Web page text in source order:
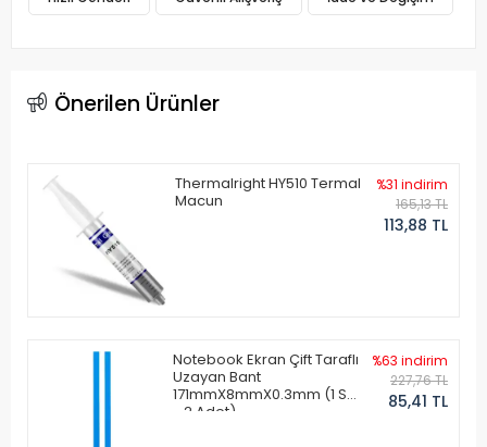
Önerilen Ürünler
Thermalright HY510 Termal
Macun
%31 indirim
165,13 TL
113,88 TL
Notebook Ekran Çift Taraflı
Uzayan Bant
171mmX8mmX0.3mm (1 Set
- 2 Adet)
%63 indirim
227,76 TL
85,41 TL